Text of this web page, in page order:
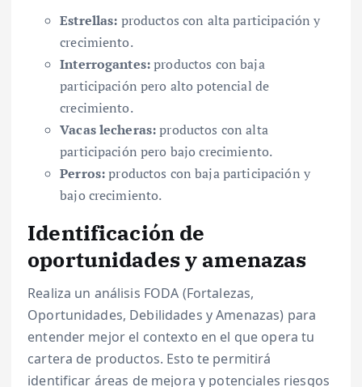
Estrellas: productos con alta participación y
crecimiento.
Interrogantes:productos con baja
participación pero alto potencial de
crecimiento.
Vacas lecheras:productos con alta
participación pero bajo crecimiento.
Perros:productos con baja participación y
bajo crecimiento.
Identificación de
oportunidades y amenazas
Realiza un análisis FODA (Fortalezas,
Oportunidades, Debilidades y Amenazas) para
entender mejor el contexto en el que opera tu
cartera de productos. Esto te permitirá
identificar áreas de mejora y potenciales riesgos